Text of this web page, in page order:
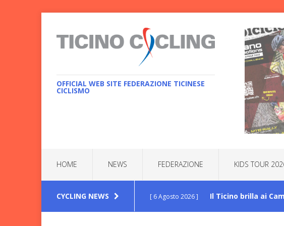
OFFICIAL WEB SITE FEDERAZIONE TICINESE
CICLISMO
HOME NEWS FEDERAZIONE KIDS TOUR
CYCLING NEWS [ 6 Agosto 2026 ] Il Ticino brilla ai